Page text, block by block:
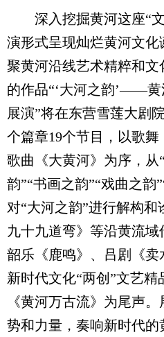
深入挖掘黄河这座“文
演形式呈现灿烂黄河文
聚黄河沿线艺术精粹和文
的作品“‘大河之韵’——黄
展演”将在东营雪莲大剧
个篇章19个节目，以歌
歌曲《大黄河》为序，从
韵”“书画之韵”“戏曲之韵
对“大河之韵”进行解构
九十九道弯》等沿黄流
韶乐《鹿鸣》、吕剧《
新时代文化“两创”文艺
《黄河万古流》为尾声
势和力量，奏响新时代的